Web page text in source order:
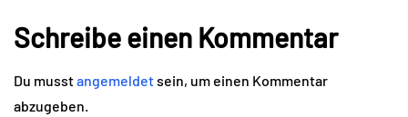
Schreibe einen Kommentar
Du musstangemeldetsein, um einen Kommentar
abzugeben.